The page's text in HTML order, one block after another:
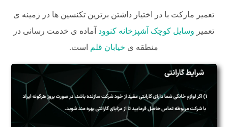
تعمیر مارکت با در اختیار داشتن برترین تکنسین ها در زمینه ی
تعمیر وسایل کوچک آشپزخانه کنوود آماده ی خدمت رسانی در
منطقه ی خیابان قلم است.